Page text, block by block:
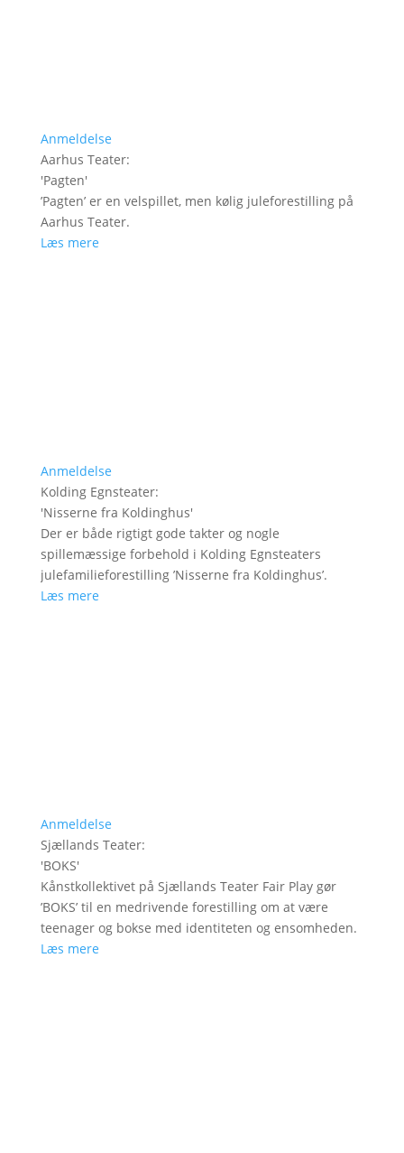
Anmeldelse
Aarhus Teater:
'Pagten'
’Pagten’ er en velspillet, men kølig juleforestilling på
Aarhus Teater.
Læs mere
Anmeldelse
Kolding Egnsteater:
'Nisserne fra Koldinghus'
Der er både rigtigt gode takter og nogle
spillemæssige forbehold i Kolding Egnsteaters
julefamilieforestilling ’Nisserne fra Koldinghus’.
Læs mere
Anmeldelse
Sjællands Teater:
'BOKS'
Kånstkollektivet på Sjællands Teater Fair Play gør
’BOKS’ til en medrivende forestilling om at være
teenager og bokse med identiteten og ensomheden.
Læs mere